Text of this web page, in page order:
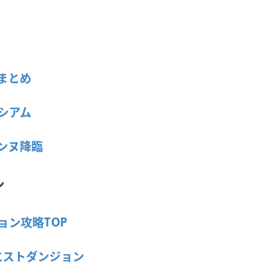
とめ
アム
ヌ降臨
ン攻略TOP
トダンジョン